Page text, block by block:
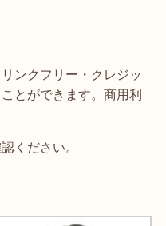
ンクフリー・クレジッ
とができます。商用利
ください。